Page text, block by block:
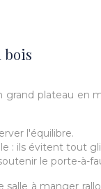
bois
plateau
l'équilibre.
: ils évitent tout
le porte-à-
à manger